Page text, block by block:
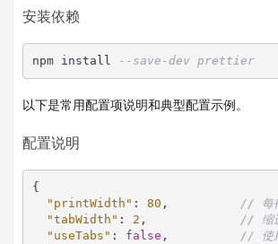
安装依赖
npm install --save-dev prettier
以下是常用配置项说明和典型配置示例。
配置说明
{
"printWidth" : 80 ,
// 每
"tabWidth" : 2 ,
// 缩
"useTabs" : false ,
// 使